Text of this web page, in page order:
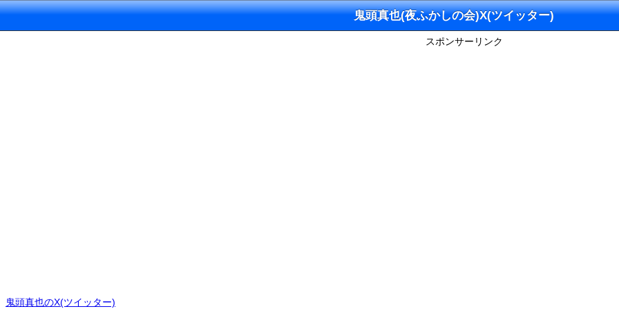
鬼頭真也(夜ふかしの会)X(ツイッター)
スポンサーリンク
鬼頭真也のX(ツイッター)